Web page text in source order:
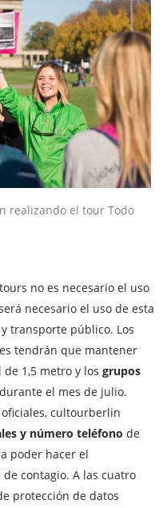
realizando el tour Todo
no es necesario el uso
necesario el uso de esta
transporte público. Los
tendrán que mantener
1,5 metro y los grupos
durante el mes de julio.
cultourberlin
y número teléfono de
poder hacer el
contagio. A las cuatro
protección de datos